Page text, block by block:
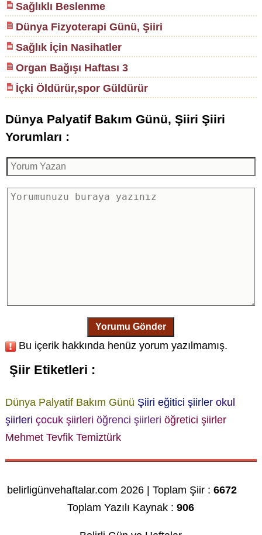
Sağlıklı Beslenme
Dünya Fizyoterapi Günü, Şiiri
Sağlık İçin Nasihatler
Organ Bağışı Haftası 3
İçki Öldürür,spor Güldürür
Dünya Palyatif Bakım Günü, Şiiri Şiiri
Yorumları :
Yorumu Gönder
Bu içerik hakkında henüz yorum yazılmamış.
Şiir Etiketleri :
Dünya Palyatif Bakım Günü Şiiri eğitici şiirler okul
şiirleri çocuk şiirleri öğrenci şiirleri öğretici şiirler
Mehmet Tevfik Temiztürk
belirligünvehaftalar.com 2026 | Toplam Şiir :6672
Toplam Yazılı Kaynak :906